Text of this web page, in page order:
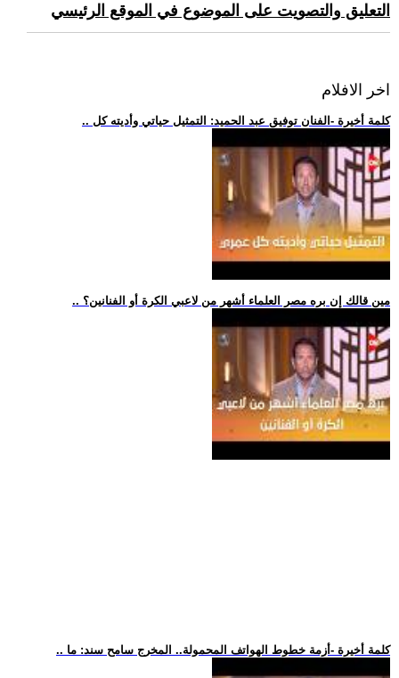
التعليق والتصويت على الموضوع في الموقع الرئيسي
اخر الافلام
.. كلمة أخيرة -الفنان توفيق عبد الحميد: التمثيل حياتي وأديته كل
.. مين قالك إن بره مصر العلماء أشهر من لاعبي الكرة أو الفنانين؟
.. كلمة أخيرة -أزمة خطوط الهواتف المحمولة.. المخرج سامح سند: ما